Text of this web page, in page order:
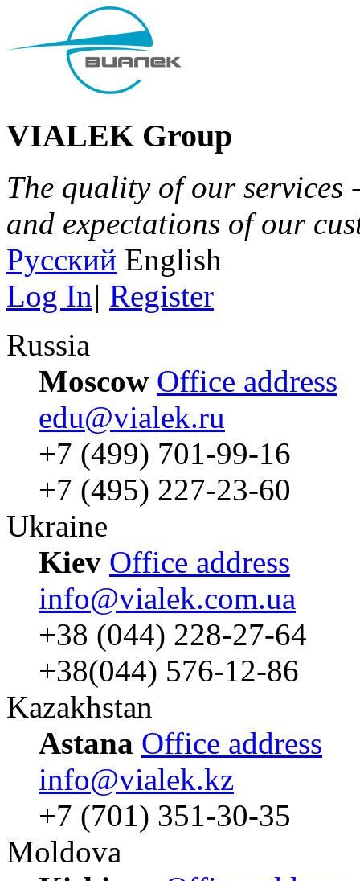
VIALEK Group
The quality of our services
and expectations of our
Русский English
Log In| Register
Russia
Moscow Office address
edu@vialek.ru
+7 (499) 701-99-16
+7 (495) 227-23-60
Ukraine
Kiev Office address
info@vialek.com.ua
+38 (044) 228-27-64
+38(044) 576-12-86
Kazakhstan
Astana Office address
info@vialek.kz
+7 (701) 351-30-35
Moldova